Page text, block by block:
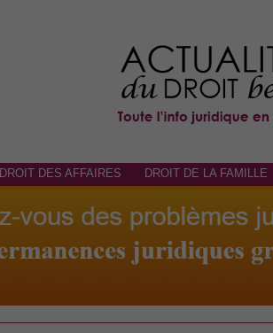
DROIT DES AFFAIRES DROIT DE LA FAMILLE